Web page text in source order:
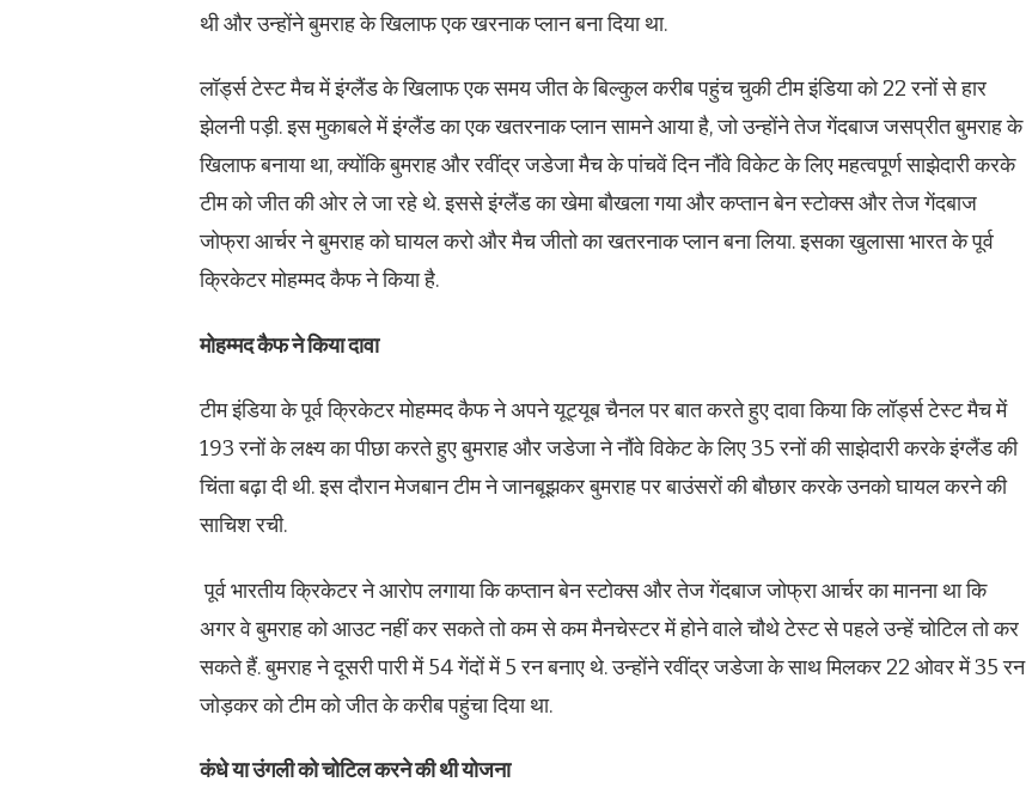
थी और उन्होंने बुमराह के खिलाफ एक खरनाक प्लान बना दिया था.
लॉर्ड्स टेस्ट मैच में इंग्लैंड के खिलाफ एक समय जीत के बिल्कुल करीब पहुंच चुकी टीम इंडिया को 22 रनों से हार
झेलनी पड़ी. इस मुकाबले में इंग्लैंड का एक खतरनाक प्लान सामने आया है, जो उन्होंने तेज गेंदबाज जसप्रीत बुमराह के
खिलाफ बनाया था, क्योंकि बुमराह और रवींद्र जडेजा मैच के पांचवें दिन नौंवे विकेट के लिए महत्वपूर्ण साझेदारी करके
टीम को जीत की ओर ले जा रहे थे. इससे इंग्लैंड का खेमा बौखला गया और कप्तान बेन स्टोक्स और तेज गेंदबाज
जोफ्रा आर्चर ने बुमराह को घायल करो और मैच जीतो का खतरनाक प्लान बना लिया. इसका खुलासा भारत के पूर्व
क्रिकेटर मोहम्मद कैफ ने किया है.
मोहम्मद कैफ ने किया दावा
टीम इंडिया के पूर्व क्रिकेटर मोहम्मद कैफ ने अपने यूट्यूब चैनल पर बात करते हुए दावा किया कि लॉर्ड्स टेस्ट मैच में
193 रनों के लक्ष्य का पीछा करते हुए बुमराह और जडेजा ने नौंवे विकेट के लिए 35 रनों की साझेदारी करके इंग्लैंड की
चिंता बढ़ा दी थी. इस दौरान मेजबान टीम ने जानबूझकर बुमराह पर बाउंसरों की बौछार करके उनको घायल करने की
साचिश रची.
पूर्व भारतीय क्रिकेटर ने आरोप लगाया कि कप्तान बेन स्टोक्स और तेज गेंदबाज जोफ्रा आर्चर का मानना था कि
अगर वे बुमराह को आउट नहीं कर सकते तो कम से कम मैनचेस्टर में होने वाले चौथे टेस्ट से पहले उन्हें चोटिल तो कर
सकते हैं. बुमराह ने दूसरी पारी में 54 गेंदों में 5 रन बनाए थे. उन्होंने रवींद्र जडेजा के साथ मिलकर 22 ओवर में 35 रन
जोड़कर को टीम को जीत के करीब पहुंचा दिया था.
कंधे या उंगली को चोटिल करने की थी योजना